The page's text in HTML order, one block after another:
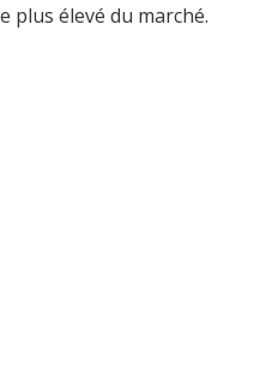
plus élevé du marché.